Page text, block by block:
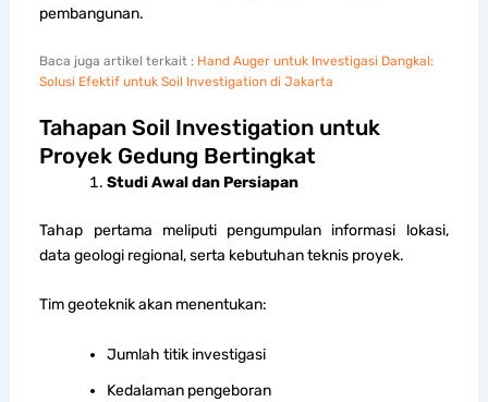
pembangunan.
Baca juga artikel terkait : Hand Auger untuk Investigasi Dangkal:
Solusi Efektif untuk Soil Investigation di Jakarta
Tahapan Soil Investigation untuk
Proyek Gedung Bertingkat
Studi Awal dan Persiapan
Tahap pertama meliputi pengumpulan informasi lokasi,
data geologi regional, serta kebutuhan teknis proyek.
Tim geoteknik akan menentukan:
Jumlah titik investigasi
Kedalaman pengeboran